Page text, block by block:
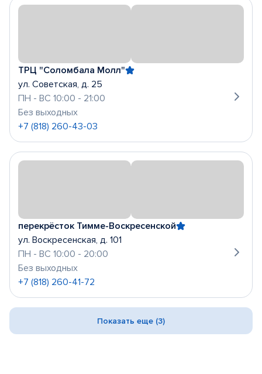
ТРЦ "Соломбала Молл"
ул. Советская, д. 25
ПН - ВС 10:00 - 21:00
Без выходных
+7 (818) 260-43-03
перекрёсток Тимме-Воскресенской
ул. Воскресенская, д. 101
ПН - ВС 10:00 - 20:00
Без выходных
+7 (818) 260-41-72
Показать еще (3)